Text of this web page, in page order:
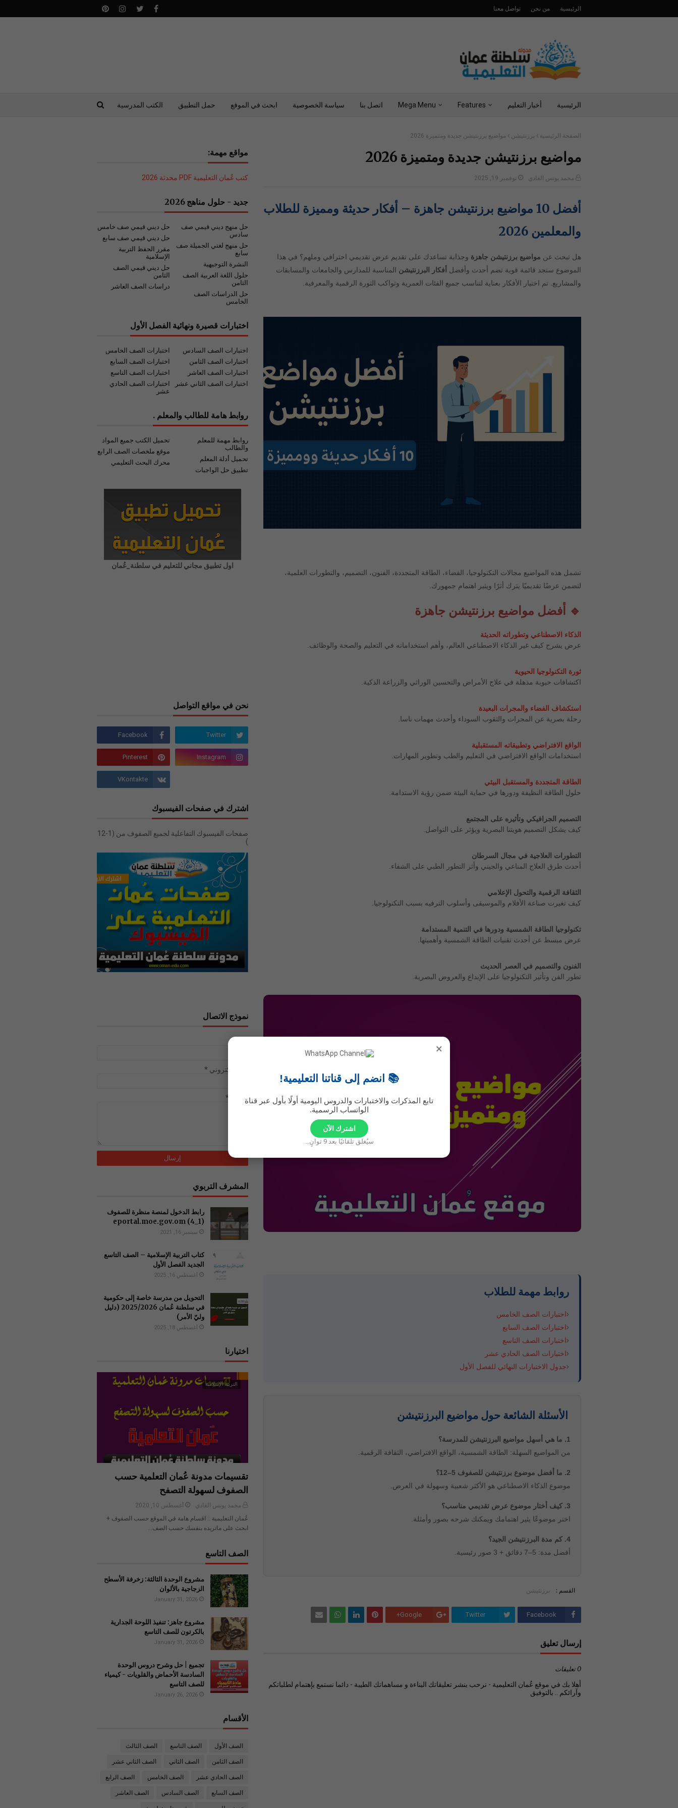
الرئيسية من نحن تواصل معنا
الرئيسية أخبار التعليم Features
Mega Menu اتصل بنا سياسة الخصوصية ابحث في الموقع حمل التطبيق الكتب المدرسية
الصفحة الرئيسية برزنتيشن مواضيع برزنتيشن جديدة ومتميزة 2026
مواضيع برزنتيشن جديدة ومتميزة 2026
محمد يونس الغادي نوفمبر 19, 2025
أفضل 10 مواضيع برزنتيشن جاهزة – أفكار حديثة ومميزة للطلاب
والمعلمين 2026
هل تبحث عن مواضيع برزنتيشن جاهزة وجذابة تساعدك على تقديم عرض تقديمي احترافي وملهم؟ في هذا
الموضوع ستجد قائمة قوية تضم أحدث وأفضل
أفكار البرزنتيشن المناسبة للمدارس والجامعات والمسابقات
والمشاريع. تم اختيار الأفكار بعناية لتناسب جميع الفئات العمرية وتواكب الثورة الرقمية والمعرفية.
تشمل هذه المواضيع مجالات التكنولوجيا، الفضاء، الطاقة المتجددة، الفنون، التصميم، والتطورات العلمية،
لتضمن عرضًا تقديميًا يترك أثرًا ويثير اهتمام جمهورك.
🔹 أفضل مواضيع برزنتيشن جاهزة
الذكاء الاصطناعي وتطوراته الحديثة
عرض يشرح كيف غير الذكاء الاصطناعي العالم، وأهم استخداماته في التعليم والصحة والوظائف.
ثورة التكنولوجيا الحيوية
اكتشافات حيوية مذهلة في علاج الأمراض والتحسين الوراثي والزراعة الذكية.
استكشاف الفضاء والمجرات البعيدة
رحلة بصرية عن المجرات والثقوب السوداء وأحدث مهمات ناسا.
الواقع الافتراضي وتطبيقاته المستقبلية
استخدامات الواقع الافتراضي في التعليم والطب وتطوير المهارات.
الطاقة المتجددة والمستقبل البيئي
حلول الطاقة النظيفة ودورها في حماية البيئة ضمن رؤية الاستدامة.
التصميم الجرافيكي وتأثيره على المجتمع
كيف يشكل التصميم هويتنا البصرية ويؤثر على التواصل.
التطورات العلاجية في مجال السرطان
أحدث طرق العلاج المناعي والجيني وأثر التطور الطبي على الشفاء.
الثقافة الرقمية والتحول الإعلامي
كيف تغيرت صناعة الأفلام والموسيقى وأسلوب الترفيه بسبب التكنولوجيا.
تكنولوجيا الطاقة الشمسية ودورها في التنمية المستدامة
عرض مبسط عن أحدث تقنيات الطاقة الشمسية وأهميتها.
الفنون والتصميم في العصر الحديث
تطور الفن وتأثير التكنولوجيا على الإبداع والعروض البصرية.
روابط مهمة للطلاب
اختبارات الصف الخامس
اختبارات الصف السابع
اختبارات الصف التاسع
اختبارات الصف الحادي عشر
جدول الاختبارات النهائي للفصل الأول
الأسئلة الشائعة حول مواضيع البرزنتيشن
1. ما هي أسهل مواضيع البرزنتيشن للمدرسة؟
من المواضيع السهلة: الطاقة الشمسية، الواقع الافتراضي، الثقافة الرقمية.
2. ما أفضل موضوع برزنتيشن للصفوف 5–12؟
موضوع الذكاء الاصطناعي هو الأكثر شعبية وسهولة في العرض.
3. كيف أختار موضوع عرض تقديمي مناسب؟
اختر موضوعًا يثير اهتمامك ويمكنك شرحه بصور وأمثلة.
4. كم مدة البرزنتيشن الجيد؟
أفضل مدة: 5–7 دقائق + 3 صور رئيسية.
القسم : برزنتيشن
Facebook
Twitter
Google+
إرسال تعليق
0 تعليقات
أهلا بك في موقع عُمان التعليمية - نرحب بنشر تعليقاتك البناءة و مساهماتك الطيبة - دائما نستمع بإهتمام لطلباتكم
وآرائكم .. بالتوفيق
×
📚 انضم إلى قناتنا التعليمية!
تابع المذكرات والاختبارات والدروس اليومية أولًا بأول عبر قناة
الواتساب الرسمية.
اشترك الآن
سيُغلق تلقائيًا بعد8 ثوانٍ...
مواقع مهمة:
كتب عُمان التعليمية PDF محدثة 2026
جديد - حلول مناهج 2026
حل ديني قيمي صف خامس
حل منهج ديني قيمي صف
سادس
حل ديني قيمي صف سابع
حل منهج لغتي الجميلة صف
سابع
مقرر الحفظ التربية
الإسلامية
النشرة التوجيهية
حل ديني قيمي الصف
الثامن
حلول اللغة العربية الصف
الثامن
دراسات الصف العاشر
حل الدراسات الصف
الخامس
اختبارات قصيرة ونهائية الفصل الأول
اختبارات الصف الخامس
اختبارات الصف السادس
اختبارات الصف السابع
اختبارات الصف الثامن
اختبارات الصف التاسع
اختبارات الصف العاشر
اختبارات الصف الحادي
عشر
اختبارات الصف الثاني عشر
روابط هامة للطالب والمعلم .
تحميل الكتب جميع المواد
روابط مهمة للمعلم
والطالب
موقع ملخصات الصف الرابع
تحميل أدلة المعلم
محرك البحث التعليمي
تطبيق حل الواجبات
اول تطبيق مجاني للتعليم في سلطنة_عُمان
نحن في مواقع التواصل
اشترك في صفحات الفيسبوك
صفحات الفيسبوك التفاعلية لجميع الصفوف من (1-12
)
نموذج الاتصال
بريد إلكتروني *
رسالة *
المشرف التربوي
رابط الدخول لمنصة منظرة للصفوف
(1_4) ‏eportal.moe.gov.om
سبتمبر 16, 2021
كتاب التربية الإسلامية – الصف التاسع
الجديد الفصل الأول
أغسطس 16, 2025
التحويل من مدرسة خاصة إلى حكومية
في سلطنة عُمان 2025/2026 (دليل
وليّ الأمر)
أغسطس 18, 2025
اختيارنا
التربية الإسلامية
تقسيمات مدونة عُمان التعلمية حسب
الصفوف لسهولة التصفح
محمد يونس الغادي
أغسطس 10, 2020
عُمان التعليمية :: اقسام هامة في الموقع حسب الصفوف +
ابحث على ماتريده بنفسك حسب الصف…
الصف التاسع
مشروع الوحدة الثالثة: زخرفة الأسطح
الزجاجية بالألوان
January 31, 2026
مشروع جاهز: تنفيذ اللوحة الجدارية
بالكرتون للصف التاسع
January 31, 2026
تجميع | حل وشرح دروس الوحدة
السادسة الأحماض والقلويات - كيمياء
للصف التاسع
January 26, 2026
الأقسام
الصف الأول الصف التاسع الصف الثالث
الصف الثامن الصف الثاني الصف الثاني عشر
الصف الحادي عشر الصف الخامس الصف الرابع
الصف السابع الصف السادس الصف العاشر